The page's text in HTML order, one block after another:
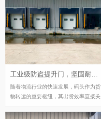
与陈列橱窗一样的效果，室外对室内的
展示一目了然。安装后使陈列室、展厅
等建筑内部采光充足、通透豁达，使参
观者漫步其中心情舒畅。
随着物流行业的快速发展，码头作为货
物转运的重要枢纽，其出货效率直接关
景下，工业级提升门的一键联动功能在